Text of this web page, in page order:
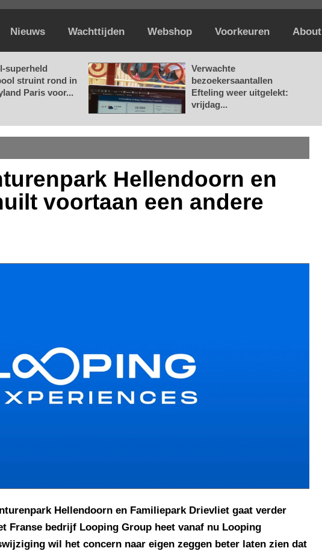
Nieuws Wachttijden Webshop Voorkeuren About
superheld
struint rond in
Paris voor...
Verwachte
bezoekersaantallen
Efteling weer uitgelekt:
vrijdag...
Hellendoorn en
voortaan een andere
Hellendoorn en Familiepark Drievliet gaat verder
Franse bedrijf Looping Group heet vanaf nu Looping
wil het concern naar eigen zeggen beter laten zien dat